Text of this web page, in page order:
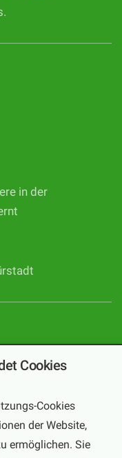
in der
Cookies
Cookies
der Website,
ermöglichen. Sie